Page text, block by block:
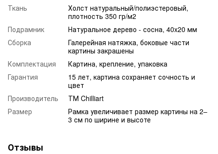
Ткань
Холст натуральный/полиэстеровый,
плотность 350 гр/м2
Подрамник
Натуральное дерево - сосна, 40x20 мм
Сборка
Галерейная натяжка, боковые части
картины закрашены
Комплектация
Картина, крепление, упаковка
Гарантия
15 лет, картина сохраняет сочность и
цвет
Производитель
ТМ Chilliart
Размер
Рамка увеличивает размер картины на 2–
3 см по ширине и высоте
Отзывы